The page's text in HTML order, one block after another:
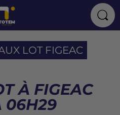
LOT FIGEAC
À FIGEAC
06H29